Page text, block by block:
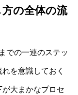
の全体の流
での一連のステッ
を意識しておく
大まかなプロセ